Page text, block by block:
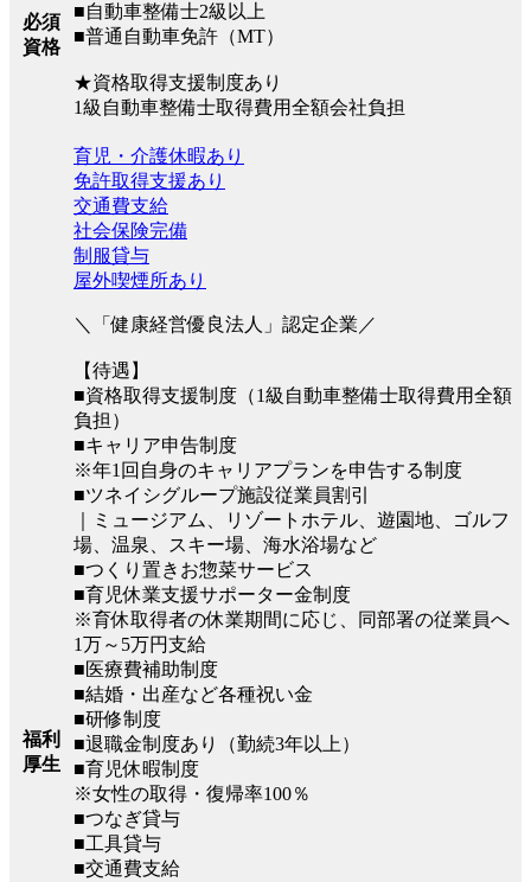
必須
資格
■自動車整備士2級以上
■普通自動車免許（MT）
★資格取得支援制度あり
1級自動車整備士取得費用全額会社負担
福利
厚生
育児・介護休暇あり
免許取得支援あり
交通費支給
社会保険完備
制服貸与
屋外喫煙所あり
＼「健康経営優良法人」認定企業／
【待遇】
■資格取得支援制度（1級自動車整備士取得費用全額
負担）
■キャリア申告制度
※年1回自身のキャリアプランを申告する制度
■ツネイシグループ施設従業員割引
｜ミュージアム、リゾートホテル、遊園地、ゴルフ
場、温泉、スキー場、海水浴場など
■つくり置きお惣菜サービス
■育児休業支援サポーター金制度
※育休取得者の休業期間に応じ、同部署の従業員へ
1万～5万円支給
■医療費補助制度
■結婚・出産など各種祝い金
■研修制度
■退職金制度あり（勤続3年以上）
■育児休暇制度
※女性の取得・復帰率100％
■つなぎ貸与
■工具貸与
■交通費支給